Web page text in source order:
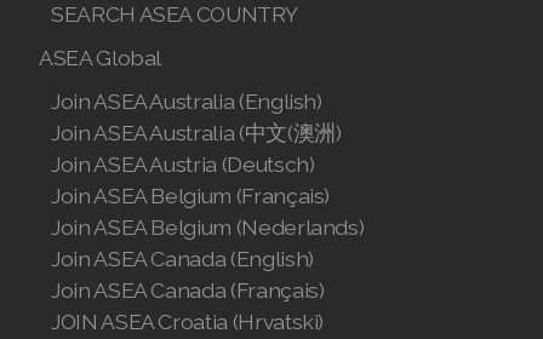
SEARCH ASEA COUNTRY
ASEA Global
Join ASEA Australia (English)
Join ASEA Australia (中文(澳洲)
Join ASEA Austria (Deutsch)
Join ASEA Belgium (Français)
Join ASEA Belgium (Nederlands)
Join ASEA Canada (English)
Join ASEA Canada (Français)
JOIN ASEA Croatia (Hrvatski)